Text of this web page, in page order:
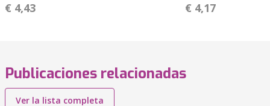
€ 4,43 € 4,17
Publicaciones relacionadas
Ver la lista completa